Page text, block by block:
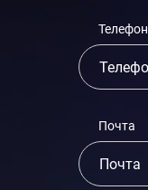
Телефон
Почта